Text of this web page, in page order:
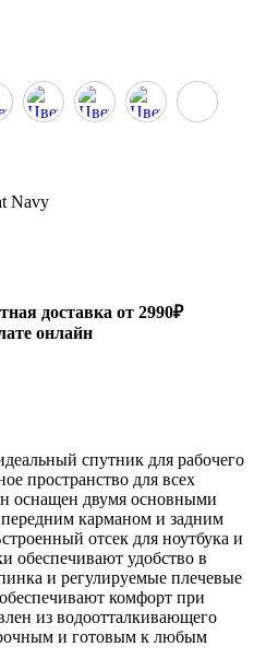
Navy
доставка от 2990₽
онлайн
спутник для рабочего
пространство для всех
оснащен двумя основными
карманом и задним
отсек для ноутбука и
обеспечивают удобство в
и регулируемые плечевые
комфорт при
из водоотталкивающего
и готовым к любым